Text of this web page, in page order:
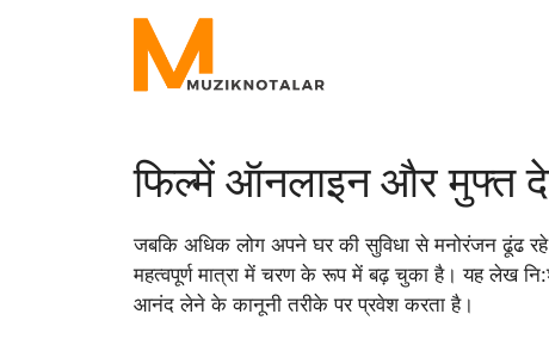
फिल्में ऑनलाइन और मुफ्त
जबकि अधिक लोग अपने घर की सुविधा से मनोरंजन ढूंढ
महत्वपूर्ण मात्रा में चरण के रूप में बढ़ चुका है। यह लेख
आनंद लेने के कानूनी तरीके पर प्रवेश करता है।